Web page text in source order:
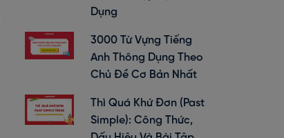
Dụng
3000 Từ Vựng Tiếng
Anh Thông Dụng Theo
Chủ Đề Cơ Bản Nhất
Thì Quá Khứ Đơn (past
Simple): Công Thức,